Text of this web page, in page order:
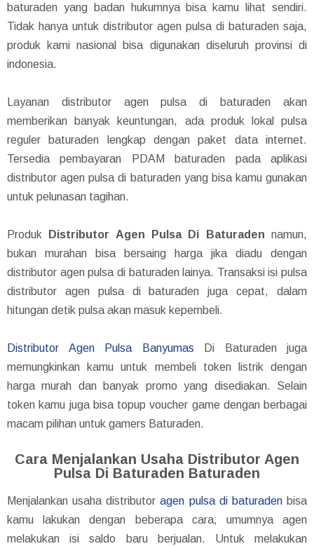
baturaden yang badan hukumnya bisa kamu lihat sendiri.
Tidak hanya untuk distributor agen pulsa di baturaden saja,
produk kami nasional bisa digunakan diseluruh provinsi di
indonesia.
Layanan distributor agen pulsa di baturaden akan
memberikan banyak keuntungan, ada produk lokal pulsa
reguler baturaden lengkap dengan paket data internet.
Tersedia pembayaran PDAM baturaden pada aplikasi
distributor agen pulsa di baturaden yang bisa kamu gunakan
untuk pelunasan tagihan.
Produk Distributor Agen Pulsa Di Baturaden namun,
bukan murahan bisa bersaing harga jika diadu dengan
distributor agen pulsa di baturaden lainya. Transaksi isi pulsa
distributor agen pulsa di baturaden juga cepat, dalam
hitungan detik pulsa akan masuk kepembeli.
Distributor Agen Pulsa Banyumas Di Baturaden juga
memungkinkan kamu untuk membeli token listrik dengan
harga murah dan banyak promo yang disediakan. Selain
token kamu juga bisa topup voucher game dengan berbagai
macam pilihan untuk gamers Baturaden.
Cara Menjalankan Usaha Distributor Agen
Pulsa Di Baturaden Baturaden
Menjalankan usaha distributoragen pulsa di baturadenbisa
kamu lakukan dengan beberapa cara, umumnya agen
melakukan isi saldo baru berjualan. Untuk melakukan